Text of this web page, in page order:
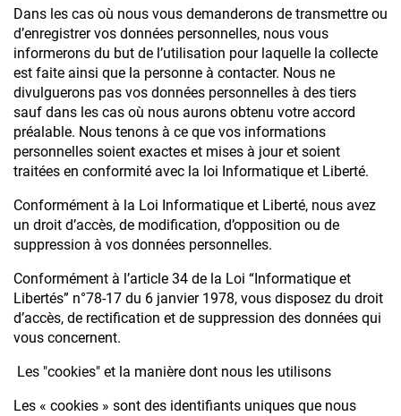
Dans les cas où nous vous demanderons de transmettre ou
d’enregistrer vos données personnelles, nous vous
informerons du but de l’utilisation pour laquelle la collecte
est faite ainsi que la personne à contacter. Nous ne
divulguerons pas vos données personnelles à des tiers
sauf dans les cas où nous aurons obtenu votre accord
préalable. Nous tenons à ce que vos informations
personnelles soient exactes et mises à jour et soient
traitées en conformité avec la loi Informatique et Liberté.
Conformément à la Loi Informatique et Liberté, nous avez
un droit d’accès, de modification, d’opposition ou de
suppression à vos données personnelles.
Conformément à l’article 34 de la Loi “Informatique et
Libertés” n°78-17 du 6 janvier 1978, vous disposez du droit
d’accès, de rectification et de suppression des données qui
vous concernent.
Les "cookies" et la manière dont nous les utilisons
Les « cookies » sont des identifiants uniques que nous